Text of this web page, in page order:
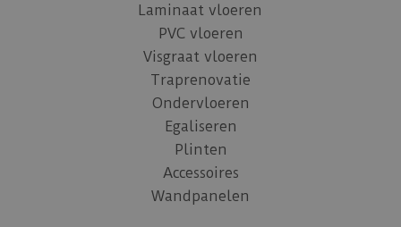
Laminaat vloeren
PVC vloeren
Visgraat vloeren
Traprenovatie
Ondervloeren
Egaliseren
Plinten
Accessoires
Wandpanelen